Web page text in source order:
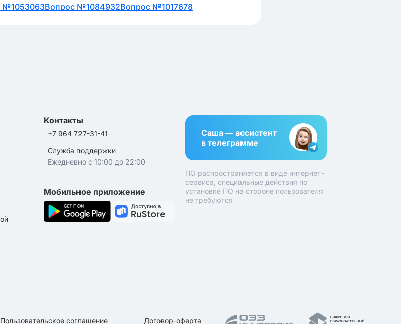
№1053063Вопрос №1084932Вопрос №1017678
Контакты
+7 964 727-31-41
Служба поддержки
Ежедневно с 10:00 до 22:00
Мобильное приложение
Саша — ассистент
в телеграмме
ПО распространяется в виде интернет-
сервиса, специальные действия по
установке ПО на стороне пользователя
не требуются
Пользовательское соглашение Договор-оферта